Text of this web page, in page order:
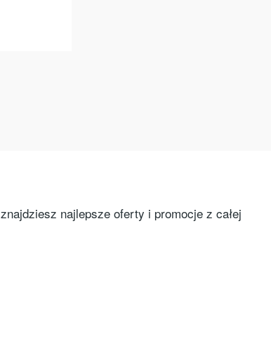
najlepsze oferty i promocje z całej